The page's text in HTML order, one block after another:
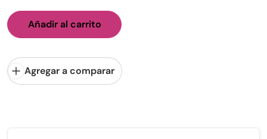
Añadir al carrito
Agregar a comparar